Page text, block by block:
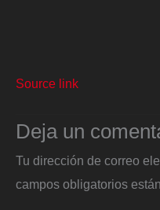
Source link
Deja un
Tu dirección de correo
campos obligatorios